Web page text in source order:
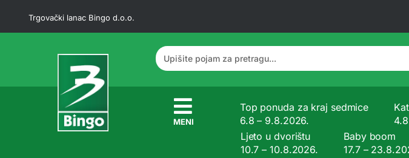
Trgovački lanac Bingo d.o.o.
MENI
Top ponuda za kraj sedmice
6.8 – 9.8.2026.
Ljeto u dvorištu
10.7 – 10.8.2026.
Baby boom
17.7 –